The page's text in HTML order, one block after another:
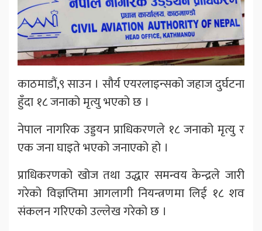
काठमाडौं,९ साउन । सौर्य एयरलाइन्सको जहाज दुर्घटना
हुँदा १८ जनाको मृत्यु भएको छ ।
नेपाल नागरिक उड्डयन प्राधिकरणले १८ जनाको मृत्यु र
एक जना घाइते भएको जनाएको हो ।
प्राधिकरणको खोज तथा उद्धार समन्वय केन्द्रले जारी
गरेको विज्ञप्तिमा आगलागी नियन्त्रणमा लिई १८ शव
संकलन गरिएको उल्लेख गरेको छ ।